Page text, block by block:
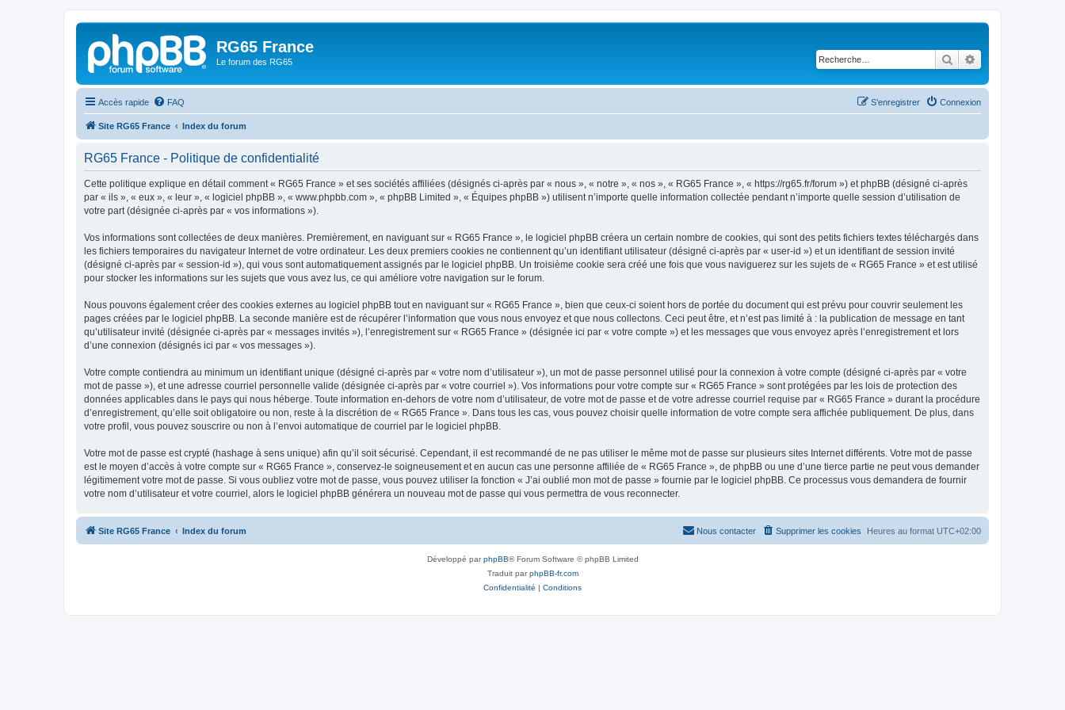
RG65 France
Le forum des RG65 Rechercher
Accès rapide FAQ Connexion
S’enregistrer
Site RG65 France Index du forum
RG65 France - Politique de confidentialité
Cette politique explique en détail comment « RG65 France » et ses sociétés affiliées (désignés ci-après par « nous », « notre », « nos », « RG65 France », « https://rg65.fr/forum ») et phpBB (désigné ci-après
par « ils », « eux », « leur », « logiciel phpBB », « www.phpbb.com », « phpBB Limited », « Équipes phpBB ») utilisent n’importe quelle information collectée pendant n’importe quelle session d’utilisation de
votre part (désignée ci-après par « vos informations »).
Vos informations sont collectées de deux manières. Premièrement, en naviguant sur « RG65 France », le logiciel phpBB créera un certain nombre de cookies, qui sont des petits fichiers textes téléchargés dans
les fichiers temporaires du navigateur Internet de votre ordinateur. Les deux premiers cookies ne contiennent qu’un identifiant utilisateur (désigné ci-après par « user-id ») et un identifiant de session invité
(désigné ci-après par « session-id »), qui vous sont automatiquement assignés par le logiciel phpBB. Un troisième cookie sera créé une fois que vous naviguerez sur les sujets de « RG65 France » et est utilisé
pour stocker les informations sur les sujets que vous avez lus, ce qui améliore votre navigation sur le forum.
Nous pouvons également créer des cookies externes au logiciel phpBB tout en naviguant sur « RG65 France », bien que ceux-ci soient hors de portée du document qui est prévu pour couvrir seulement les
pages créées par le logiciel phpBB. La seconde manière est de récupérer l’information que vous nous envoyez et que nous collectons. Ceci peut être, et n’est pas limité à : la publication de message en tant
qu’utilisateur invité (désignée ci-après par « messages invités »), l’enregistrement sur « RG65 France » (désignée ici par « votre compte ») et les messages que vous envoyez après l’enregistrement et lors
d’une connexion (désignés ici par « vos messages »).
Votre compte contiendra au minimum un identifiant unique (désigné ci-après par « votre nom d’utilisateur »), un mot de passe personnel utilisé pour la connexion à votre compte (désigné ci-après par « votre
mot de passe »), et une adresse courriel personnelle valide (désignée ci-après par « votre courriel »). Vos informations pour votre compte sur « RG65 France » sont protégées par les lois de protection des
données applicables dans le pays qui nous héberge. Toute information en-dehors de votre nom d’utilisateur, de votre mot de passe et de votre adresse courriel requise par « RG65 France » durant la procédure
d’enregistrement, qu’elle soit obligatoire ou non, reste à la discrétion de « RG65 France ». Dans tous les cas, vous pouvez choisir quelle information de votre compte sera affichée publiquement. De plus, dans
votre profil, vous pouvez souscrire ou non à l’envoi automatique de courriel par le logiciel phpBB.
Votre mot de passe est crypté (hashage à sens unique) afin qu’il soit sécurisé. Cependant, il est recommandé de ne pas utiliser le même mot de passe sur plusieurs sites Internet différents. Votre mot de passe
est le moyen d’accès à votre compte sur « RG65 France », conservez-le soigneusement et en aucun cas une personne affiliée de « RG65 France », de phpBB ou une d’une tierce partie ne peut vous demander
légitimement votre mot de passe. Si vous oubliez votre mot de passe, vous pouvez utiliser la fonction « J’ai oublié mon mot de passe » fournie par le logiciel phpBB. Ce processus vous demandera de fournir
votre nom d’utilisateur et votre courriel, alors le logiciel phpBB générera un nouveau mot de passe qui vous permettra de vous reconnecter.
Site RG65 France Index du forum Heures au format UTC+02:00
Supprimer les cookies
Nous contacter
Développé parphpBB® Forum Software © phpBB Limited
Traduit parphpBB-fr.com
Confidentialité | Conditions